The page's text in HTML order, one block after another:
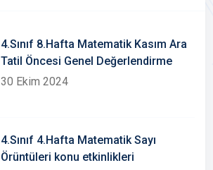
4.Sınıf 8.Hafta Matematik Kasım Ara
Tatil Öncesi Genel Değerlendirme
30 Ekim 2024
4.Sınıf 4.Hafta Matematik Sayı
Örüntüleri konu etkinlikleri